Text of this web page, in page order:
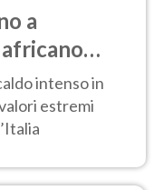
a
intenso in
estremi